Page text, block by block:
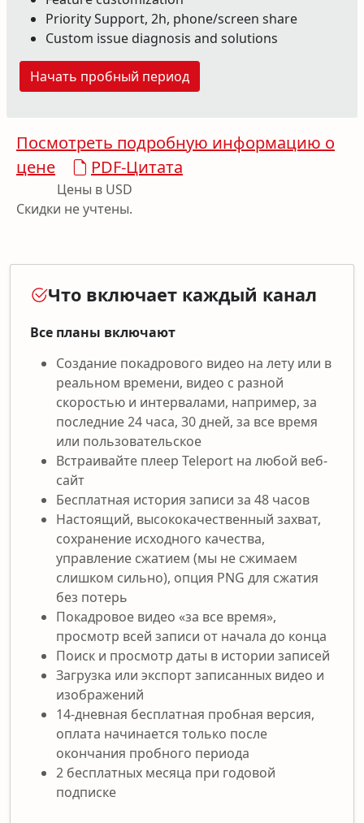
Priority Support, 2h, phone/screen share
Custom issue diagnosis and solutions
Начать пробный период
Посмотреть подробную информацию о
цене
PDF-Цитата
Цены в USD
Скидки не учтены.
Что включает каждый канал
Все планы включают
Создание покадрового видео на лету или в
реальном времени, видео с разной
скоростью и интервалами, например, за
последние 24 часа, 30 дней, за все время
или пользовательское
Встраивайте плеер Teleport на любой веб-
сайт
Бесплатная история записи за 48 часов
Настоящий, высококачественный захват,
сохранение исходного качества,
управление сжатием (мы не сжимаем
слишком сильно), опция PNG для сжатия
без потерь
Покадровое видео «за все время»,
просмотр всей записи от начала до конца
Поиск и просмотр даты в истории записей
Загрузка или экспорт записанных видео и
изображений
14-дневная бесплатная пробная версия,
оплата начинается только после
окончания пробного периода
2 бесплатных месяца при годовой
подписке